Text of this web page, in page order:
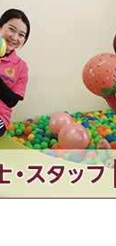
給食案内 美味しい自